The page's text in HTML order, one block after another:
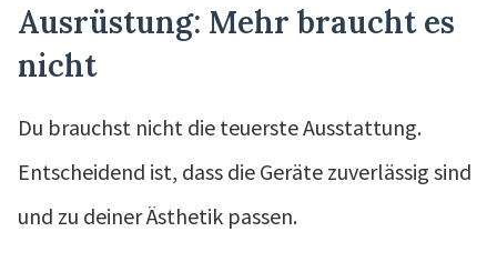
Ausrüstung: Mehr braucht es
nicht
Du brauchst nicht die teuerste Ausstattung.
Entscheidend ist, dass die Geräte zuverlässig sind
und zu deiner Ästhetik passen.